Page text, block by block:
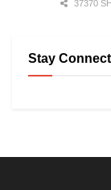
37370
Stay